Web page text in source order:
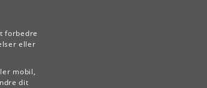
forbedre
eller
mobil,
dit